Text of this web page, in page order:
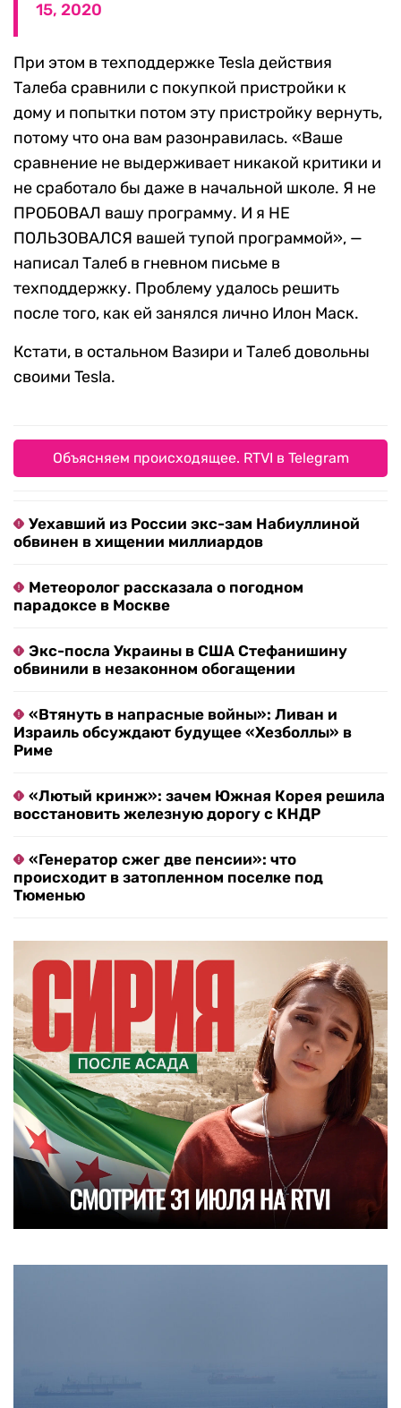
15, 2020
При этом в техподдержке Tesla действия
Талеба сравнили с покупкой пристройки к
дому и попытки потом эту пристройку вернуть,
потому что она вам разонравилась. «Ваше
сравнение не выдерживает никакой критики и
не сработало бы даже в начальной школе. Я не
ПРОБОВАЛ вашу программу. И я НЕ
ПОЛЬЗОВАЛСЯ вашей тупой программой», —
написал Талеб в гневном письме в
техподдержку. Проблему удалось решить
после того, как ей занялся лично Илон Маск.
Кстати, в остальном Вазири и Талеб довольны
своими Tesla.
Объясняем происходящее. RTVI в Telegram
Уехавший из России экс-зам Набиуллиной
обвинен в хищении миллиардов
Метеоролог рассказала о погодном
парадоксе в Москве
Экс-посла Украины в США Стефанишину
обвинили в незаконном обогащении
«Втянуть в напрасные войны»: Ливан и
Израиль обсуждают будущее «Хезболлы» в
Риме
«Лютый кринж»: зачем Южная Корея решила
восстановить железную дорогу с КНДР
«Генератор сжег две пенсии»: что
происходит в затопленном поселке под
Тюменью